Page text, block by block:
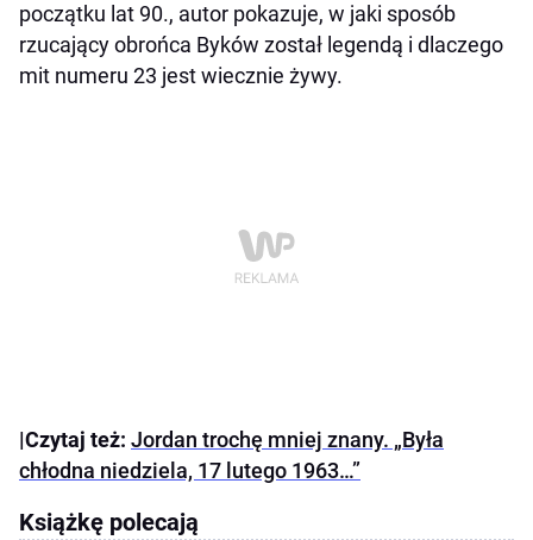
początku lat 90., autor pokazuje, w jaki sposób
rzucający obrońca Byków został legendą i dlaczego
mit numeru 23 jest wiecznie żywy.
|Czytaj też: Jordan trochę mniej znany. „Była
chłodna niedziela, 17 lutego 1963…”
Książkę polecają